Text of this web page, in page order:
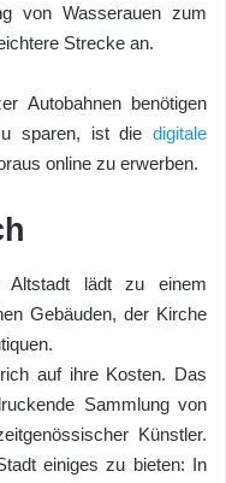
von Wasserauen zum
Strecke an.
Autobahnen benötigen
sparen, ist die digitale
online zu erwerben.
lädt zu einem
Gebäuden, der Kirche
auf ihre Kosten. Das
Sammlung von
Künstler.
einiges zu bieten: In